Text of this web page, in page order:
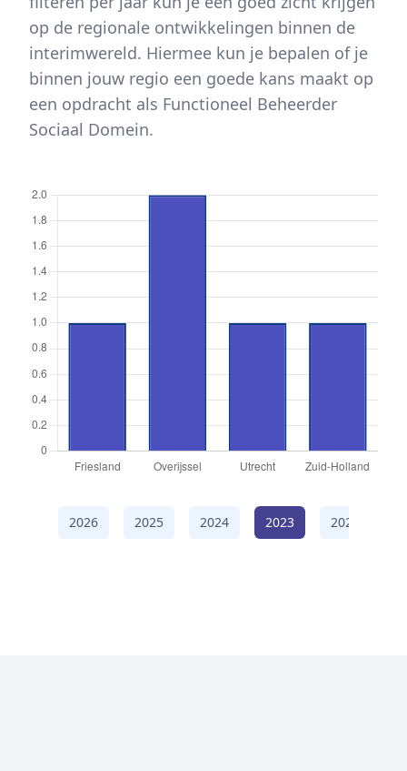
op de regionale ontwikkelingen binnen de
interimwereld. Hiermee kun je bepalen of je
binnen jouw regio een goede kans maakt op
een opdracht als Functioneel Beheerder
Sociaal Domein.
2026 2025 2024 2023 2022